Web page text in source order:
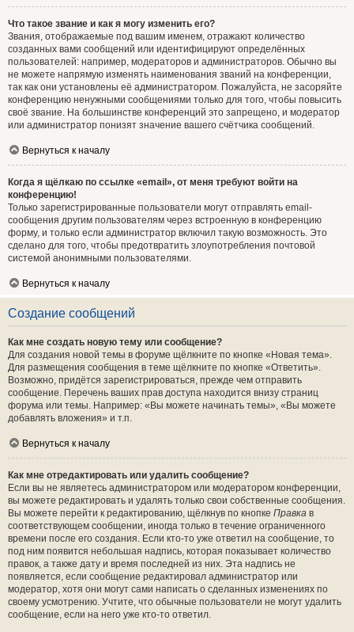
Что такое звание и как я могу изменить его?
Звания, отображаемые под вашим именем, отражают количество
созданных вами сообщений или идентифицируют определённых
пользователей: например, модераторов и администраторов. Обычно вы
не можете напрямую изменять наименования званий на конференции,
так как они установлены её администратором. Пожалуйста, не засоряйте
конференцию ненужными сообщениями только для того, чтобы повысить
своё звание. На большинстве конференций это запрещено, и модератор
или администратор понизят значение вашего счётчика сообщений.
Вернуться к началу
Когда я щёлкаю по ссылке «email», от меня требуют войти на
конференцию!
Только зарегистрированные пользователи могут отправлять email-
сообщения другим пользователям через встроенную в конференцию
форму, и только если администратор включил такую возможность. Это
сделано для того, чтобы предотвратить злоупотребления почтовой
системой анонимными пользователями.
Вернуться к началу
Создание сообщений
Как мне создать новую тему или сообщение?
Для создания новой темы в форуме щёлкните по кнопке «Новая тема».
Для размещения сообщения в теме щёлкните по кнопке «Ответить».
Возможно, придётся зарегистрироваться, прежде чем отправить
сообщение. Перечень ваших прав доступа находится внизу страниц
форума или темы. Например: «Вы можете начинать темы», «Вы можете
добавлять вложения» и т.п.
Вернуться к началу
Как мне отредактировать или удалить сообщение?
Если вы не являетесь администратором или модератором конференции,
вы можете редактировать и удалять только свои собственные сообщения.
Вы можете перейти к редактированию, щёлкнув по кнопке Правка в
соответствующем сообщении, иногда только в течение ограниченного
времени после его создания. Если кто-то уже ответил на сообщение, то
под ним появится небольшая надпись, которая показывает количество
правок, а также дату и время последней из них. Эта надпись не
появляется, если сообщение редактировал администратор или
модератор, хотя они могут сами написать о сделанных изменениях по
своему усмотрению. Учтите, что обычные пользователи не могут удалить
сообщение, если на него уже кто-то ответил.